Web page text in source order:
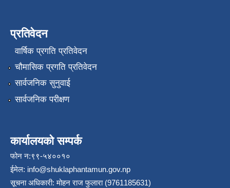
प्रतिवेदन
वार्षिक प्रगति प्रतिवेदन
चौमासिक प्रगति प्रतिवेदन
सार्वजनिक सुनुवाई
सार्वजनिक परीक्षण
कार्यालयको सम्पर्क
फोन न:९९-५४००१०
ईमेल: info@shuklaphantamun.gov.np
सूचना अधिकारी: मोहन राज फुलारा (9761185631)